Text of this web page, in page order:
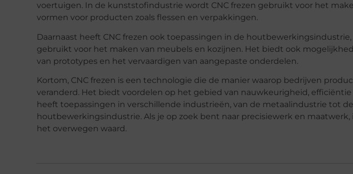
voertuigen. In de kunststofindustrie wordt CNC frezen gebruikt voor het
vormen voor producten zoals flessen en verpakkingen.
Daarnaast heeft CNC frezen ook toepassingen in de
gebruikt voor het maken van meubels en kozijnen. Het biedt ook
van prototypes en het vervaardigen van aangepaste onderdelen.
Kortom, CNC frezen is een technologie die de manier waarop bedrijven
veranderd. Het biedt voordelen op het gebied van nauwkeurigheid,
heeft toepassingen in verschillende industrieën, van de metaalindustrie tot
houtbewerkingsindustrie. Als je op zoek bent naar precisiewerk en maatwerk,
het overwegen waard.